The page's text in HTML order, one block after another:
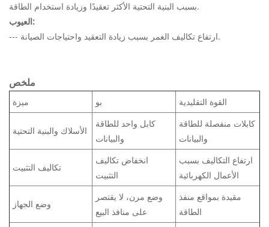
بسبب البنية التحتية الأكثر تعقيدًا وزيادة استخدام الطاقة.
العيوب:
--- ارتفاع تكاليف العمر بسبب زيادة التعقيد واحتياجات الصيانة.
ملخص
ميزة بو القوة التقليدية
الأسلاك والبنية التحتية
كابل واحد للطاقة
والبيانات
كابلات منفصلة للطاقة
والبيانات
تكاليف التثبيت
انخفاض تكاليف
التثبيت
ارتفاع التكاليف بسبب
الأعمال الكهربائية
وضع الجهاز
وضع مرن، لا يقتصر
على منافذ البيع
مقيدة بمواقع منفذ
الطاقة